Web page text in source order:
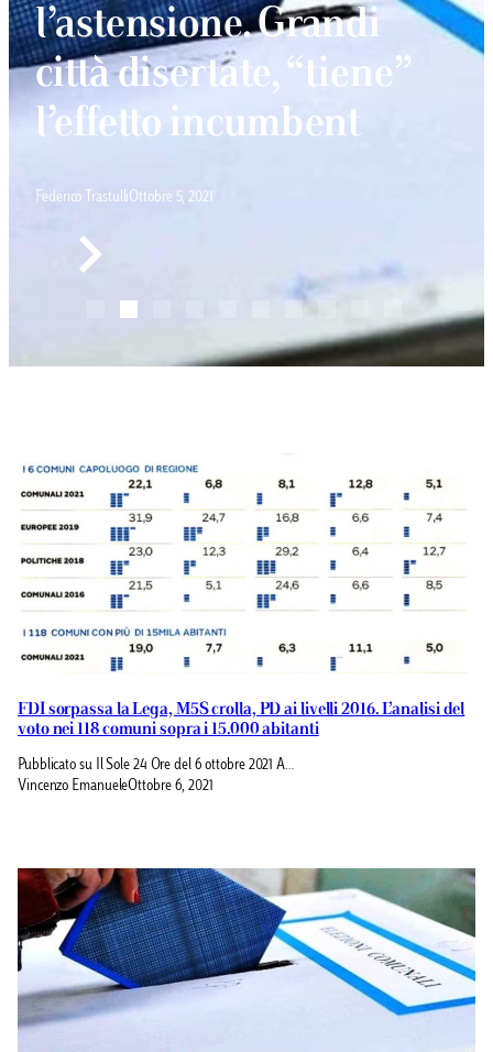
l’astensione. Grandi
città disertate, “tiene”
l’effetto incumbent
Federico TrastulliOttobre 5, 2021
FDI sorpassa la Lega, M5S crolla, PD ai livelli 2016. L’analisi del
voto nei 118 comuni sopra i 15.000 abitanti
Pubblicato su Il Sole 24 Ore del 6 ottobre 2021 A…
Vincenzo EmanueleOttobre 6, 2021